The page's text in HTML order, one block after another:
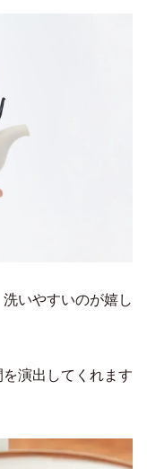
いやすいのが嬉し
演出してくれます